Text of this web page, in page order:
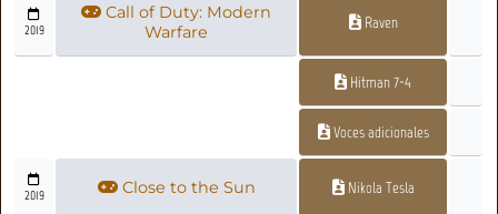
2019
Call of Duty: Modern
Warfare
Raven
Hitman 7-4
Voces adicionales
2019 Close to the Sun Nikola Tesla